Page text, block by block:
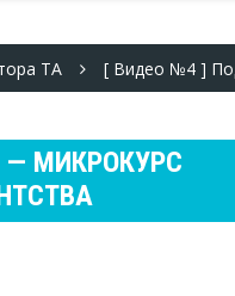
ТА [ Видео №4 ]
МИКРОКУРС